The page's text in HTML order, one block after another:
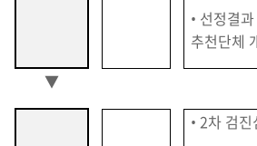
• 선정결
추천단체
▼
• 2차 검